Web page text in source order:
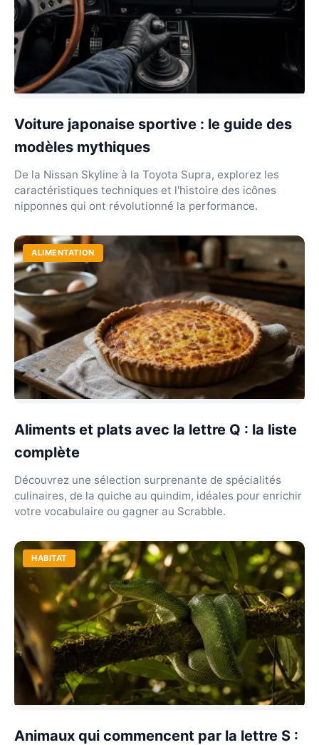
Voiture japonaise sportive : le guide des
modèles mythiques
De la Nissan Skyline à la Toyota Supra, explorez les
caractéristiques techniques et l'histoire des icônes
nipponnes qui ont révolutionné la performance.
ALIMENTATION
Aliments et plats avec la lettre Q : la liste
complète
Découvrez une sélection surprenante de spécialités
culinaires, de la quiche au quindim, idéales pour enrichir
votre vocabulaire ou gagner au Scrabble.
HABITAT
Animaux qui commencent par la lettre S :